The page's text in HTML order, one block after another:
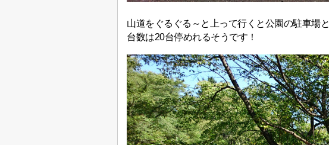
山道をぐるぐる～と上って行くと公園の駐車場と
台数は20台停めれるそうです！